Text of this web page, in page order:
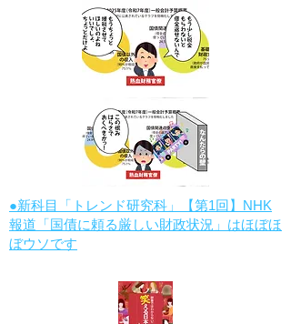
●新科目「トレンド研究科」【第1回】NHK
報道「国債に頼る厳しい財政状況」はほぼほ
ぼウソです